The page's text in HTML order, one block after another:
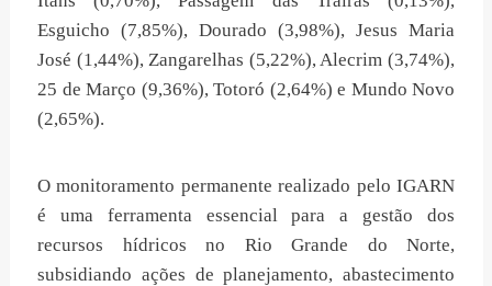
Esguicho (7,85%), Dourado (3,98%), Jesus Maria
José (1,44%), Zangarelhas (5,22%), Alecrim (3,74%),
25 de Março (9,36%), Totoró (2,64%) e Mundo Novo
(2,65%).
O monitoramento permanente realizado pelo IGARN
é uma ferramenta essencial para a gestão dos
recursos hídricos no Rio Grande do Norte,
subsidiando ações de planejamento, abastecimento